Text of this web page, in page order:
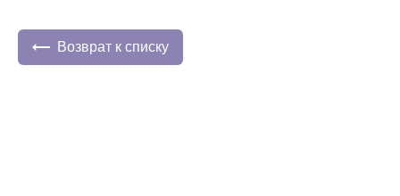
+7 (812) 770-04-67
Возврат к списку